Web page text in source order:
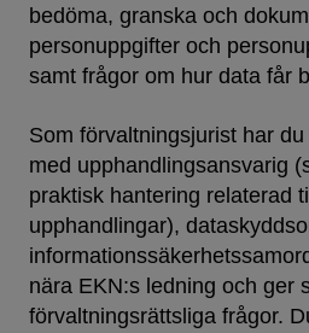
bedöma, granska och
personuppgifter och
samt frågor om hur data får
Som förvaltningsjurist har
med upphandlingsansvarig
praktisk hantering relaterad
upphandlingar),
nära EKN:s ledning och ger
förvaltningsrättsliga frågor.